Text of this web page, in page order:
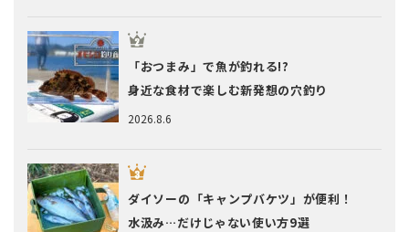
2026.8.6
「おつまみ」で魚が釣れる!?
身近な食材で楽しむ新発想の穴釣り
ダイソーの「キャンプバケツ」が便利！
水汲み…だけじゃない使い方9選